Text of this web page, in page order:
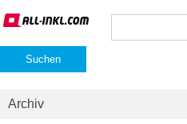
Suchen
Archiv